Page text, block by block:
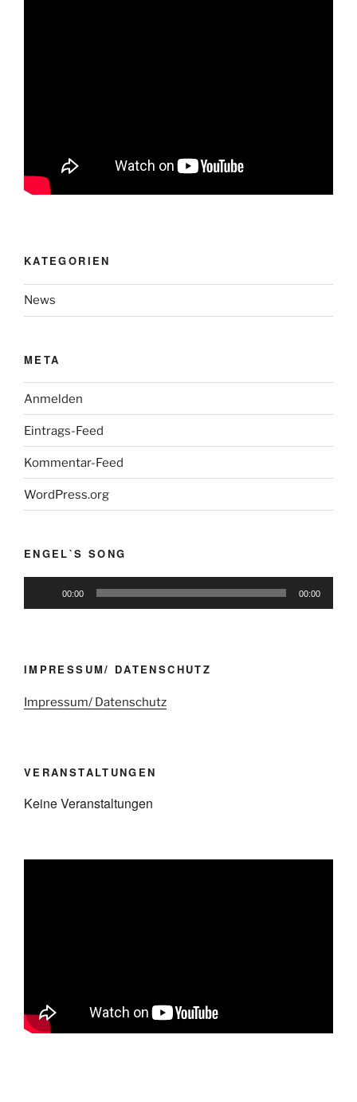
KATEGORIEN
News
META
Anmelden
Eintrags-Feed
Kommentar-Feed
WordPress.org
ENGEL`S SONG
00:00 00:00
IMPRESSUM/ DATENSCHUTZ
Impressum/ Datenschutz
VERANSTALTUNGEN
Keine Veranstaltungen